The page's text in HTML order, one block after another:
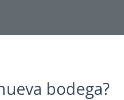
bodega?